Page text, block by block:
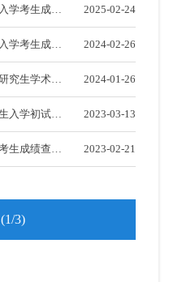
学考生成绩 2025-02-24
学考生成绩 2024-02-26
究生学术审 2024-01-26
入学初试成 2023-03-13
生成绩查询 2023-02-21
3)